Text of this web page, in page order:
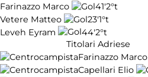
Farinazzo Marco
41'2°t
Vetere Matteo
23'1°t
Leveh Eyram
44'2°t
Titolari Adriese
Farinazzo Marco
Capellari Elio